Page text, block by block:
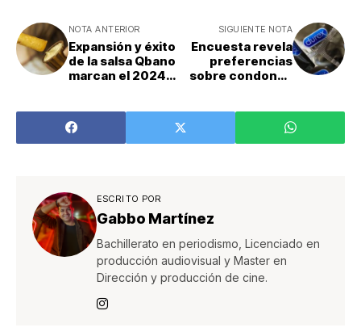
NOTA ANTERIOR
Expansión y éxito
de la salsa Qbano
marcan el 2024
SIGUIENTE NOTA
Encuesta revela
preferencias
sobre condones
ESCRITO POR
Gabbo Martínez
Bachillerato en periodismo, Licenciado en
producción audiovisual y Master en
Dirección y producción de cine.